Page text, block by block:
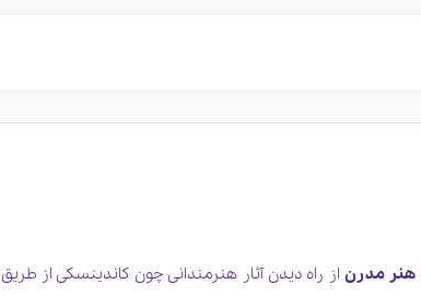
هنر مدرن از راه دیدن آثار هنرمندانی چون کاندینسکی از طریق